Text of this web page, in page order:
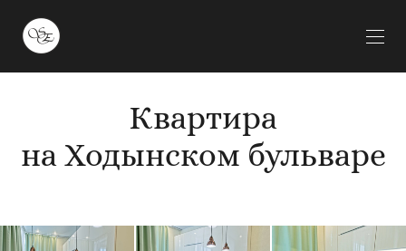
Квартира
на Ходынском бульваре